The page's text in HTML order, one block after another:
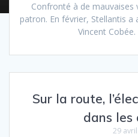
Confronté à de mauvaises
patron. En février, Stellantis a
Vincent
Sur la route,
dans les
29